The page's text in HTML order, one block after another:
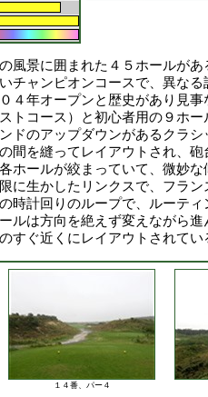
風景に囲まれた４５ホールが
チャンピオンコースで、異な
４年オープンと歴史があり見
トコース）と初心者用の９ホ
ドのアップダウンがあるクラ
間を縫ってレイアウトされ、
ホールが絞まっていて、微妙
に生かしたリンクスで、フラ
時計回りのループで、ルーテ
ルは方向を絶えず変えながら
すぐ近くにレイアウトされてい
１４番、パー４